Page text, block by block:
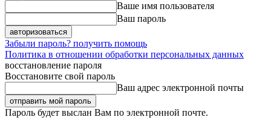
Ваше имя пользователя
Ваш пароль
Забыли пароль? получить помощь
Политика в отношении обработки персональных данных
восстановление пароля
Восстановите свой пароль
Ваш адрес электронной почты
Пароль будет выслан Вам по электронной почте.